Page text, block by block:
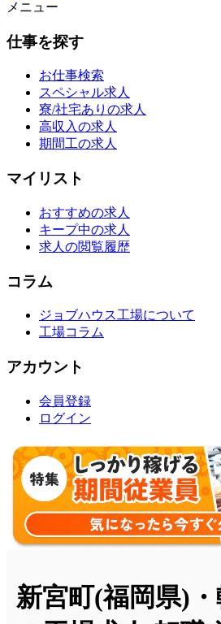
メニュー
仕事を探す
お仕事検索
スペシャル求人
寮/社宅ありの求人
高収入の求人
期間工の求人
マイリスト
おすすめの求人
キープ中の求人
求人の閲覧履歴
コラム
ジョブハウス工場について
工場コラム
アカウント
会員登録
ログイン
新宮町(福岡県)